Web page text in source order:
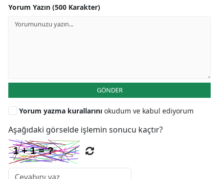
Yorum Yazın (500 Karakter)
GÖNDER
Yorum yazma kurallarını okudum ve kabul ediyorum
Aşağıdaki görselde işlemin sonucu kaçtır?